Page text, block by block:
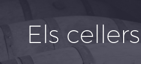
Els cellers